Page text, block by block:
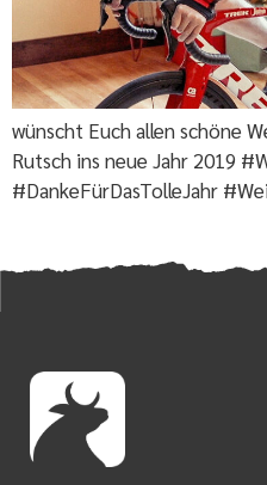
wünscht Euch allen schöne
Rutsch ins neue Jahr 2019
#DankeFürDasTolleJahr